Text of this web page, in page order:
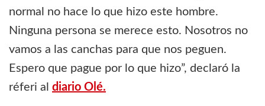
normal no hace lo que hizo este hombre.
Ninguna persona se merece esto. Nosotros no
vamos a las canchas para que nos peguen.
Espero que pague por lo que hizo”, declaró la
réferi al diario Olé.